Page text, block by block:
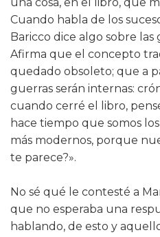
Cuando habla de los
Baricco dice algo sobre
Afirma que el concepto
quedado obsoleto; que a
guerras serán internas:
cuando cerré el libro,
hace tiempo que somos
más modernos, porque
te parece?».
No sé qué le contesté a
que no esperaba una
hablando, de esto y